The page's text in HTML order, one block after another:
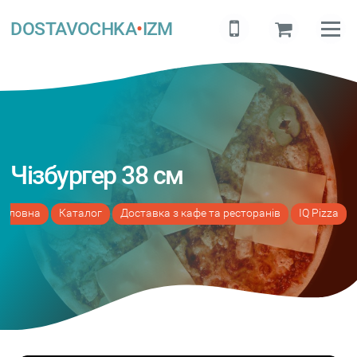
DOSTAVOCHKA•IZM
Чізбургер 38 см
Каталог Доставка з кафе та ресторанів IQ Pizza